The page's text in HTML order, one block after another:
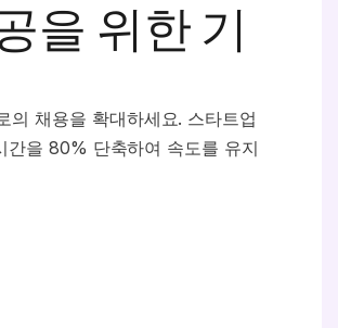
을 위한 기
의 채용을 확대하세요. 스타트업
을 80% 단축하여 속도를 유지